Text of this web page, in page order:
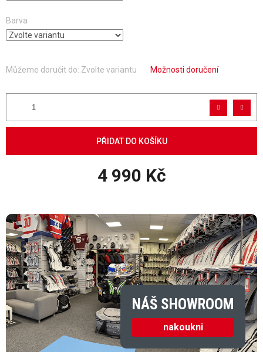
Barva
Můžeme doručit do: Zvolte variantu Možnosti doručení
PŘIDAT DO KOŠÍKU
4 990 Kč
NÁŠ SHOWROOM
nakoukni